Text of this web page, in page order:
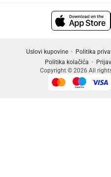
Uslovi kupovine Politika
Politika kolačića
Copyright © 2026 All